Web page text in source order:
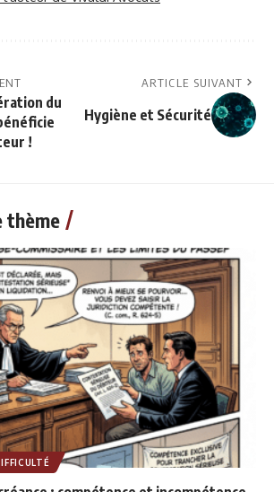
du
!
ARTICLE SUIVANT
Hygiène et Sécurité
thème